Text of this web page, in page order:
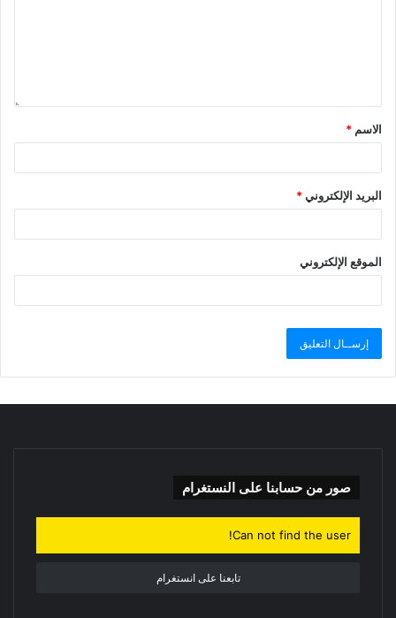
الاسم *
البريد الإلكتروني*
الموقع الإلكتروني
صور من حسابنا على النستغرام
Can not find the user!
تابعنا على انستغرام